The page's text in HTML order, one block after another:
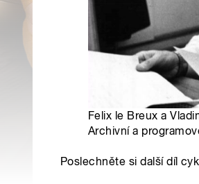
Felix le Breux a
Archivní a
Poslechněte si další díl